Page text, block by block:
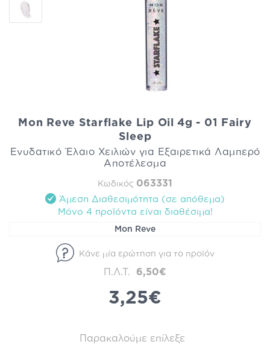
Mon Reve Starflake Lip Oil 4g - 01 Fairy
Sleep
Ενυδατικό Έλαιο Χειλιών για Εξαιρετικά Λαμπερό
Αποτέλεσμα
Κωδικός 063331
Άμεση Διαθεσιμότητα (σε απόθεμα)
Mόνο 4 προϊόντα είναι διαθέσιμα!
Mon Reve
Κάνε μία ερώτηση για το προϊόν
Π.Λ.Τ. 6,50€
3,25€
Παρακαλούμε επίλεξε